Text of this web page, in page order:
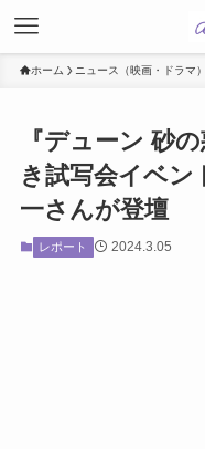
ホーム ニュース（映画・ドラマ）
『デューン 砂
き試写会イベン
一さんが登壇
レポート 2024.3.05